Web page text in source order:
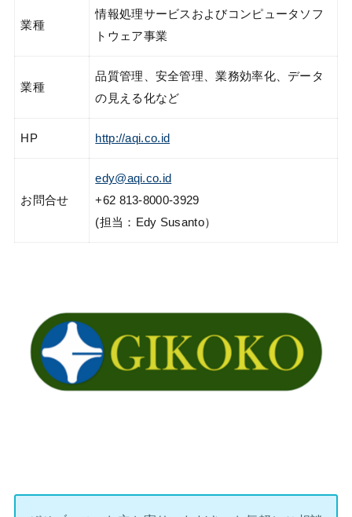
業種
情報処理サービスおよびコンピュータソフ
トウェア事業
業種
品質管理、安全管理、業務効率化、データ
の見える化など
HP http://aqi.co.id
お問合せ
edy@aqi.co.id
+62 813-8000-3929
(担当：Edy Susanto）